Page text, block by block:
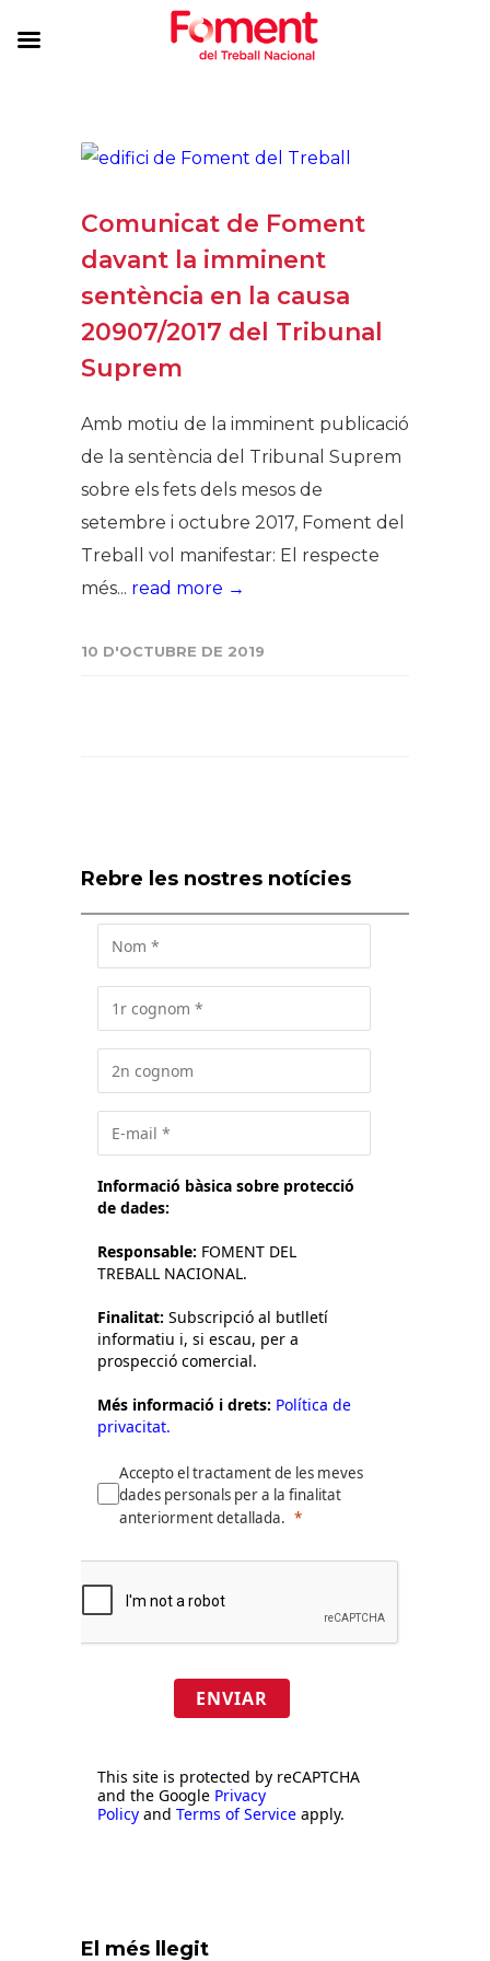
Comunicat de Foment
davant la imminent
sentència en la causa
20907/2017 del Tribunal
Suprem
Amb motiu de la imminent publicació
de la sentència del Tribunal Suprem
sobre els fets dels mesos de
setembre i octubre 2017, Foment del
Treball vol manifestar: El respecte
més... read more →
10 D'OCTUBRE DE 2019
Rebre les nostres notícies
Informació bàsica sobre protecció
de dades:
Responsable: FOMENT DEL
TREBALL NACIONAL.
Finalitat: Subscripció al butlletí
informatiu i, si escau, per a
prospecció comercial.
Més informació i drets: Política de
privacitat.
Accepto el tractament de les meves
dades personals per a la finalitat
anteriorment detallada.
ENVIAR
This site is protected by reCAPTCHA
and the Google Privacy
Policy and Terms of Service apply.
El més llegit